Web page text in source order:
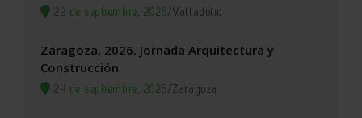
22 de septiembre, 2026/Valladolid
Zaragoza, 2026. Jornada Arquitectura y
Construcción
24 de septiembre, 2026/Zaragoza